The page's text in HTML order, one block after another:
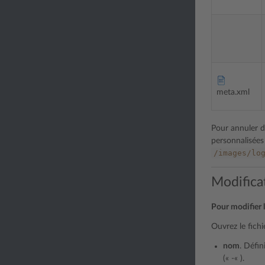
meta.xml
Pour annuler
/images/
Pour modifier
Ouvrez le
nom.
(« -« ).